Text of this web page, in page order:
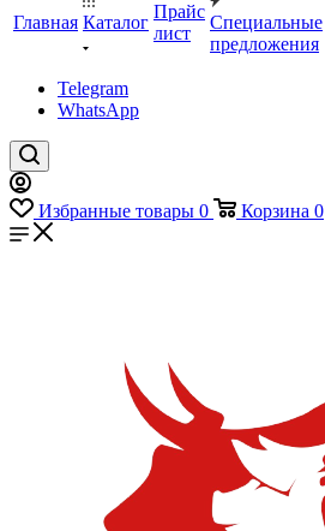
Главная Каталог
Прайс
лист
Специальные
предложения
Telegram
WhatsApp
Избранные товары 0 Корзина 0